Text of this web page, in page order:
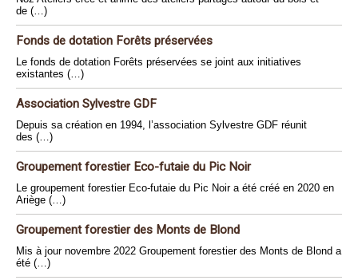
de (…)
Fonds de dotation Forêts préservées
Le fonds de dotation Forêts préservées se joint aux initiatives
existantes (…)
Association Sylvestre GDF
Depuis sa création en 1994, l’association Sylvestre GDF réunit
des (…)
Groupement forestier Eco-futaie du Pic Noir
Le groupement forestier Eco-futaie du Pic Noir a été créé en 2020 en
Ariège (…)
Groupement forestier des Monts de Blond
Mis à jour novembre 2022 Groupement forestier des Monts de Blond a
été (…)